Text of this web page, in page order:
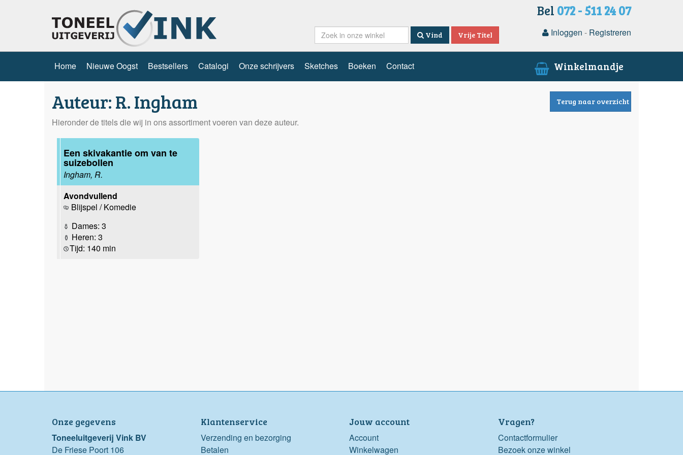
Bel 072 - 511 24 07
Vind Vrije Titel Inloggen - Registreren
Home Nieuwe Oogst Bestsellers Catalogi Onze schrijvers Sketches Boeken Contact Winkelmandje
Auteur: R. Ingham Terug naar overzicht
Hieronder de titels die wij in ons assortiment voeren van deze auteur.
Een skivakantie om van te
suizebollen
Ingham, R.
Avondvullend
Blijspel / Komedie
Dames: 3
Heren: 3
Tijd: 140 min
Onze gegevens
Toneeluitgeverij Vink BV
De Friese Poort 106
Klantenservice
Verzending en bezorging
Betalen
Jouw account
Account
Winkelwagen
Vragen?
Contactformulier
Bezoek onze winkel